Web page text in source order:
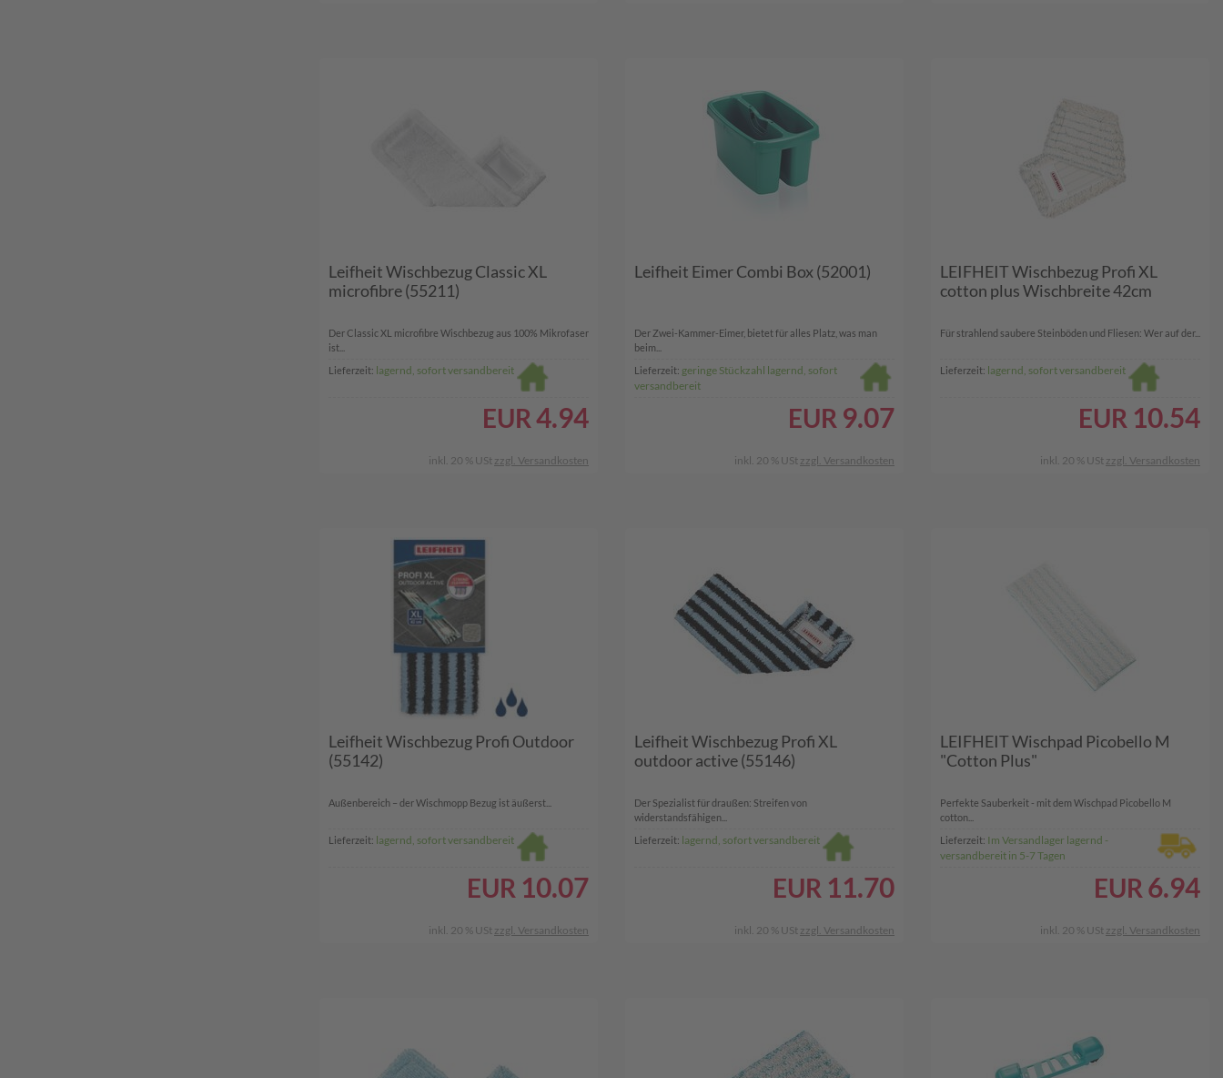
Leifheit Wischbezug Classic XL
microfibre (55211)
Der Classic XL microfibre Wischbezug aus 100% Mikrofaser
ist...
Lieferzeit: lagernd, sofort versandbereit
EUR4.94
inkl. 20 % USt zzgl. Versandkosten
Leifheit Eimer Combi Box (52001)
Der Zwei-Kammer-Eimer, bietet für alles Platz, was man
beim...
Lieferzeit: geringe Stückzahl lagernd, sofort
versandbereit
EUR 9.07
inkl. 20 % USt zzgl. Versandkosten
LEIFHEIT Wischbezug Profi XL
cotton plus Wischbreite 42cm
Für strahlend saubere Steinböden und Fliesen: Wer auf der...
Lieferzeit: lagernd, sofort versandbereit
EUR 10.54
inkl. 20 % USt zzgl. Versandkosten
Leifheit Wischbezug Profi Outdoor
(55142)
Außenbereich – der Wischmopp Bezug ist äußerst...
Lieferzeit: lagernd, sofort versandbereit
EUR 10.07
inkl. 20 % USt zzgl. Versandkosten
Leifheit Wischbezug Profi XL
outdoor active (55146)
Der Spezialist für draußen: Streifen von
widerstandsfähigen...
Lieferzeit: lagernd, sofort versandbereit
EUR 11.70
inkl. 20 % USt zzgl. Versandkosten
LEIFHEIT Wischpad Picobello M
"Cotton Plus"
​Perfekte Sauberkeit - mit dem Wischpad Picobello M
cotton...
Lieferzeit: Im Versandlager lagernd -
versandbereit in 5-7 Tagen
EUR 6.94
inkl. 20 % USt zzgl. Versandkosten